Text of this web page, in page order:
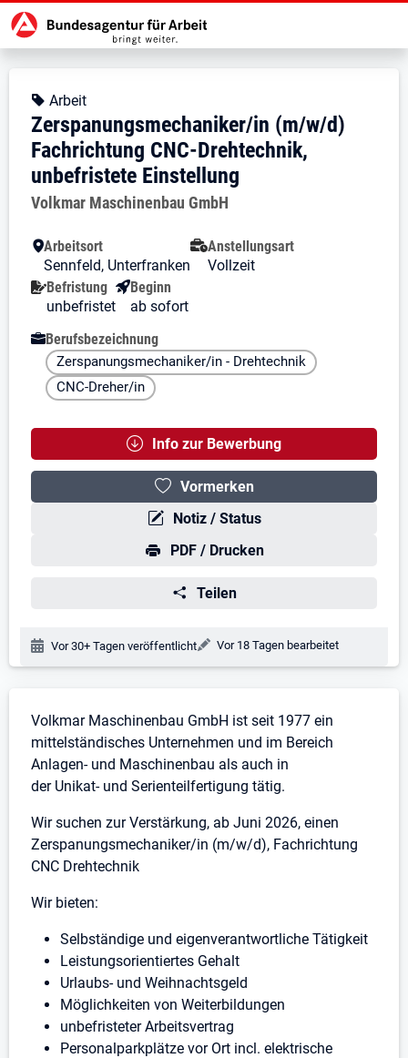
Zur Jobsuche Startseite
Stellendetails zu:
Zerspanungsmechaniker/in
Zerspanungsmechaniker/in (m/
Kopfbereich
Angebotsart:
Arbeit
Zerspanungsmechaniker/in (m/w/d)
Fachrichtung CNC-Drehtechnik,
unbefristete Einstellung
Arbeitgeber:
Volkmar Maschinenbau GmbH
Besondere Merkmale
Arbeitsort
Sennfeld, Unterfranken
Anstellungsart
Vollzeit
Befristung
unbefristet
Beginn
ab sofort
Berufsbezeichnung
Zerspanungsmechaniker/in - Drehtechnik
CNC-Dreher/in
Info zur Bewerbung
Vormerken
Notiz / Status
PDF / Drucken
Teilen
Veröffentlichungsdatum:
Vor 30+ Tagen veröffentlicht Änderungsdatum:
Vor 18 Tagen bearbeitet
Stellenbeschreibung
Volkmar Maschinenbau GmbH ist seit 1977 ein
mittelständisches Unternehmen und im Bereich
Anlagen- und Maschinenbau als auch in
der Unikat- und Serienteilfertigung tätig.
Wir suchen zur Verstärkung, ab Juni 2026, einen
Zerspanungsmechaniker/in (m/w/d), Fachrichtung
CNC Drehtechnik
Wir bieten:
Selbständige und eigenverantwortliche Tätigkeit
Leistungsorientiertes Gehalt
Urlaubs- und Weihnachtsgeld
Möglichkeiten von Weiterbildungen
unbefristeter Arbeitsvertrag
Personalparkplätze vor Ort incl. elektrische